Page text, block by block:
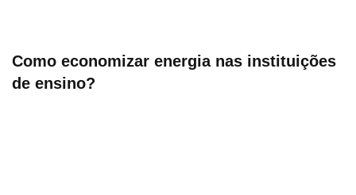
Como economizar energia nas instituições
de ensino?